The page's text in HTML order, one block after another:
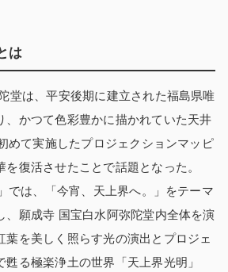
は
堂は、平安後期に建立された福島県唯
、かつて色彩豊かに描かれていた天井
めて実施したプロジェクションマッピ
を復活させたことで話題となった。
では、「今宵、天上界へ。」をテーマ
、願成寺 国宝白水阿弥陀堂内全体を演
葉を美しく照らす光の演出とプロジェ
甦る極楽浄土の世界「天上界光明」